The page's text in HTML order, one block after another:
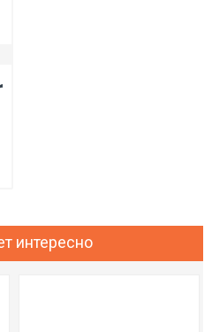
Bailey Bling
интересно